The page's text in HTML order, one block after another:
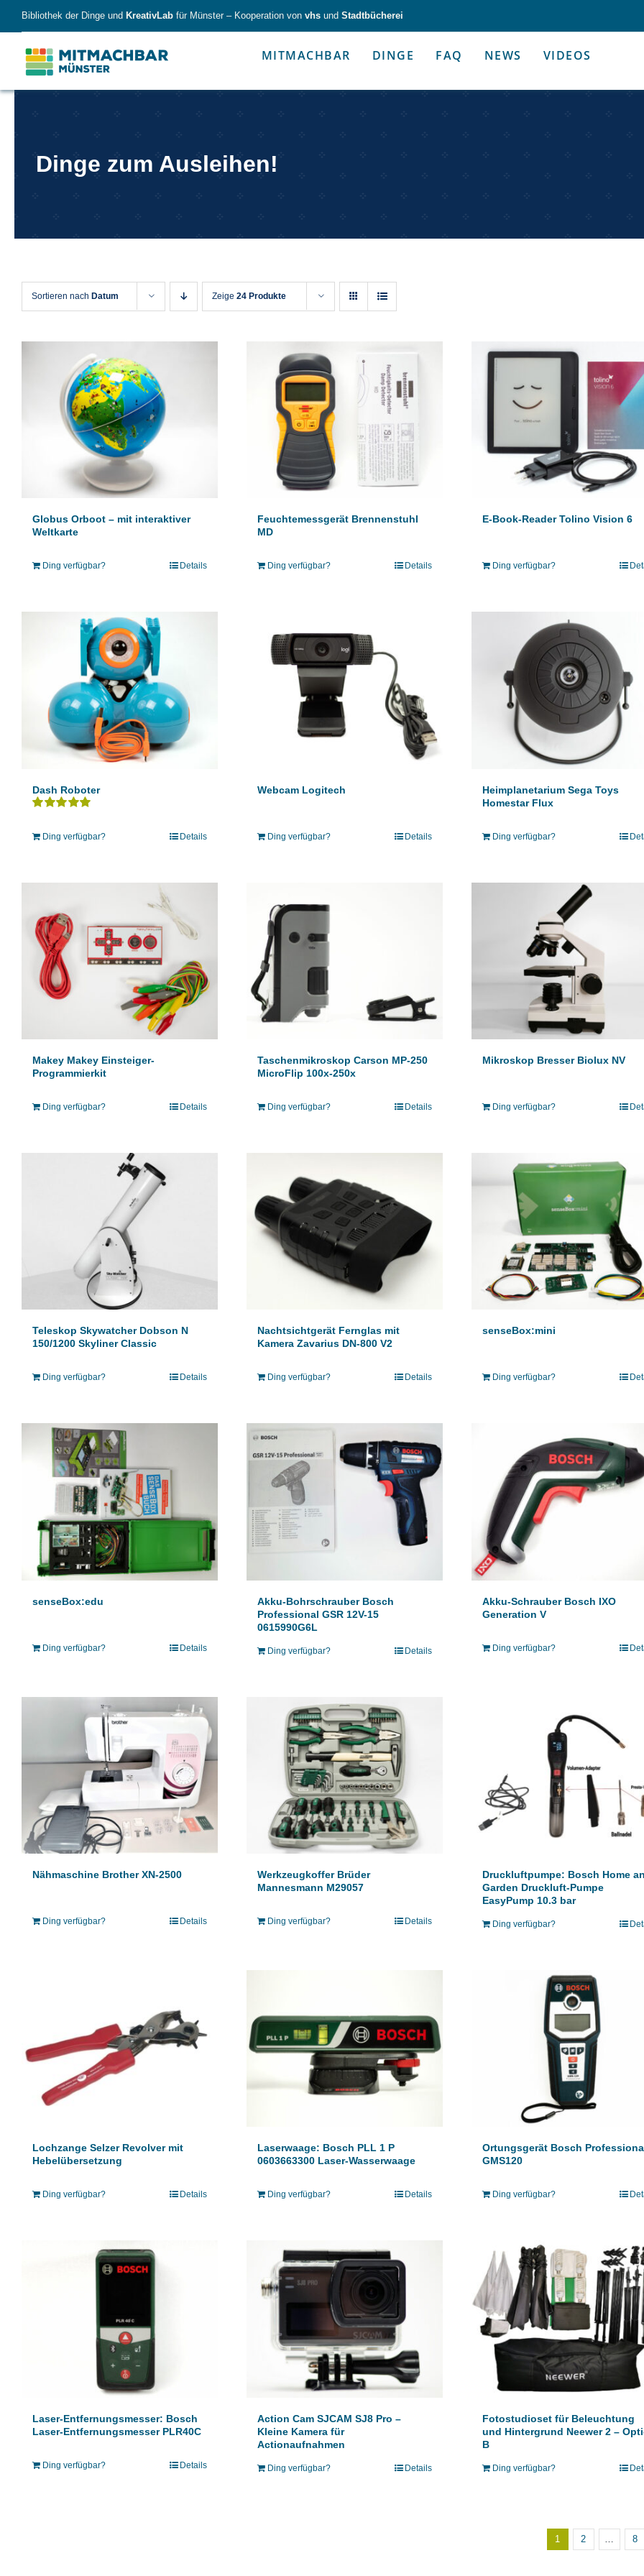
content
Bibliothek der Dinge und KreativLab für Münster – Kooperation von vhs und Stadtbücherei
MITMACHBAR DINGE
Forschen
Forschen
Alles für kleine & große Entdecker.
Werkzeug & Alltagshelfer
Werkzeug & Altagshelfer
Nimm die Dinge selbst in die Hand.
Medien &
FAQ NEWS VIDEOS
Dinge zum Ausleihen!
Sortieren nach Datum Zeige 24 Produkte
Globus Orboot – mit interaktiver
Weltkarte
Ding verfügbar? Details
Feuchtemessgerät Brennenstuhl
MD
Ding verfügbar? Details
E-Book-Reader Tolino Vision 6
Ding verfügbar?
Dash Roboter
mit5.00 von 5
Ding verfügbar? Details
Webcam Logitech
Ding verfügbar? Details
Heimplanetarium Sega Toys
Homestar Flux
Ding verfügbar?
Makey Makey Einsteiger-
Programmierkit
Ding verfügbar? Details
Taschenmikroskop Carson MP-250
MicroFlip 100x-250x
Ding verfügbar? Details
Mikroskop Bresser Biolux NV
Ding verfügbar?
Teleskop Skywatcher Dobson N
150/1200 Skyliner Classic
Ding verfügbar? Details
Nachtsichtgerät Fernglas mit
Kamera Zavarius DN-800 V2
Ding verfügbar? Details
senseBox:mini
Ding verfügbar?
senseBox:edu
Ding verfügbar? Details
Akku-Bohrschrauber Bosch
Professional GSR 12V-15
0615990G6L
Ding verfügbar? Details
Akku-Schrauber Bosch IXO
Generation V
Ding verfügbar?
Nähmaschine Brother XN-2500
Ding verfügbar? Details
Werkzeugkoffer Brüder
Mannesmann M29057
Ding verfügbar? Details
Druckluftpumpe: Bosch Home
Garden Druckluft-Pumpe
EasyPump 10.3 bar
Ding verfügbar?
Lochzange Selzer Revolver mit
Hebelübersetzung
Ding verfügbar? Details
Laserwaage: Bosch PLL 1 P
0603663300 Laser-Wasserwaage
Ding verfügbar? Details
Ortungsgerät Bosch
GMS120
Ding verfügbar?
Laser-Entfernungsmesser: Bosch
Laser-Entfernungsmesser PLR40C
Ding verfügbar? Details
Action Cam SJCAM SJ8 Pro –
Kleine Kamera für
Actionaufnahmen
Ding verfügbar? Details
Fotostudioset für Beleuchtung
und Hintergrund Neewer 2 –
B
Ding verfügbar?
1 2 … 8